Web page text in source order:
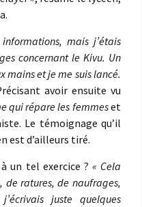
mais j’étais
concernant le Kivu. Un
mains et je me suis lancé.
avoir ensuite vu
qui répare les femmeset
Le témoignage qu’il
est d’ailleurs tiré.
un tel exercice ? « Cela
ratures, de naufrages,
juste quelques